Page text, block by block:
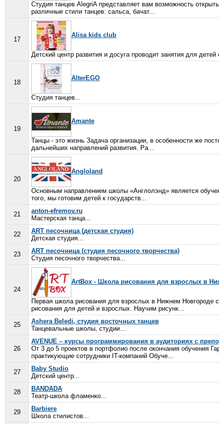
Студия танцев AlegriA представляет вам возможность
различные стили танцев: сальса, бачат...
17
Alisa kids club
Детский центр развития и досуга проводит занятия для
18
AlterEGO
Студия танцев...
19
Amante
Танцы - это жизнь Задача организации, в особенности же
дальнейших направлений развития. Ра...
20
Angloland
Основным направлением школы «Англолэнд» является
того, мы готовим детей к государств...
21
anton-efremov.ru
Мастерская танца...
22
ART песочница (детская студия)
Детская студия...
23
ART песочница (студия песочного творчества)
Студия песочного творчества...
24
ArtBox - Школа рисования для взрослых в
Первая школа рисования для взрослых в Нижнем
рисования для детей и взрослых. Научим рисунк...
25
Ashera Beledi, студия восточных танцев
Танцевальные школы, студии...
26
AVENUE – курсы программирования в аудиториях с
От 3 до 5 проектов в портфолио после окончания обучения
практикующие сотрудники IT-компаний Обуче...
27
Baby Studio
Детский центр...
28
BANDADA
Театр-школа фламенко...
29
Barbiere
Школа стилистов...